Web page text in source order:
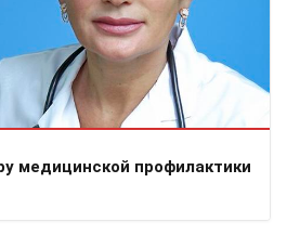
медицинской профилактики